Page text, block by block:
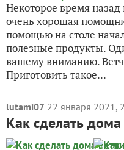
Некоторое время
очень хорошая
помощью на столе
полезные продукты.
вашему вниманию.
Приготовить такое...
lutami07 22 января 2021,
Как сделать дома